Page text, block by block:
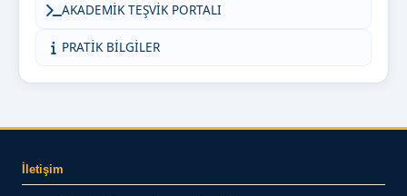
AKADEMİK TEŞVİK PORTALI
PRATİK BİLGİLER
İletişim